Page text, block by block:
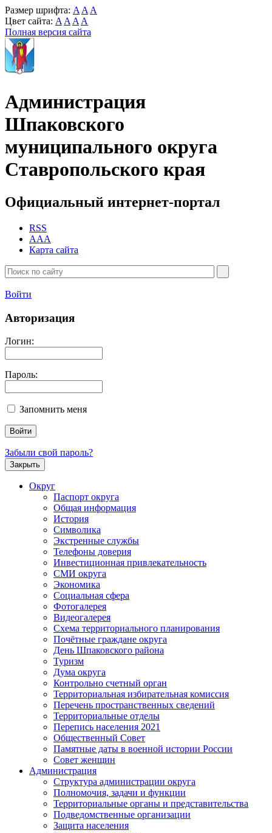
Размер шрифта: A A A
Цвет сайта: A A A A
Полная версия сайта
Администрация
Шпаковского
муниципального округа
Ставропольского края
Официальный интернет-портал
RSS
AAA
Карта сайта
Войти
Авторизация
Логин:
Пароль:
Запомнить меня
Забыли свой пароль?
Закрыть
Округ
Паспорт округа
Общая информация
История
Символика
Экстренные службы
Телефоны доверия
Инвестиционная привлекательность
СМИ округа
Экономика
Социальная сфера
Фотогалерея
Видеогалерея
Схема территориального планирования
Почётные граждане округа
День Шпаковского района
Туризм
Дума округа
Контрольно счетный орган
Территориальная избирательная комиссия
Перечень пространственных сведений
Территориальные отделы
Перепись населения 2021
Общественный Совет
Памятные даты в военной истории России
Совет женщин
Администрация
Структура администрации округа
Полномочия, задачи и функции
Территориальные органы и представительства
Подведомственные организации
Защита населения